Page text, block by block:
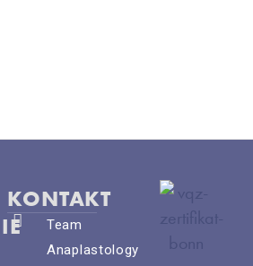
KONTAKT
Team
Anaplastology